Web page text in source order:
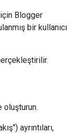
Blogger
bir kullanıcı
oluşturun.
ayrıntıları,